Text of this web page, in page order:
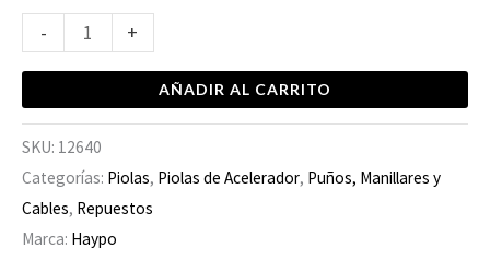
- +
AÑADIR AL CARRITO
SKU: 12640
Categorías: Piolas, Piolas de Acelerador, Puños, Manillares y
Cables, Repuestos
Marca: Haypo